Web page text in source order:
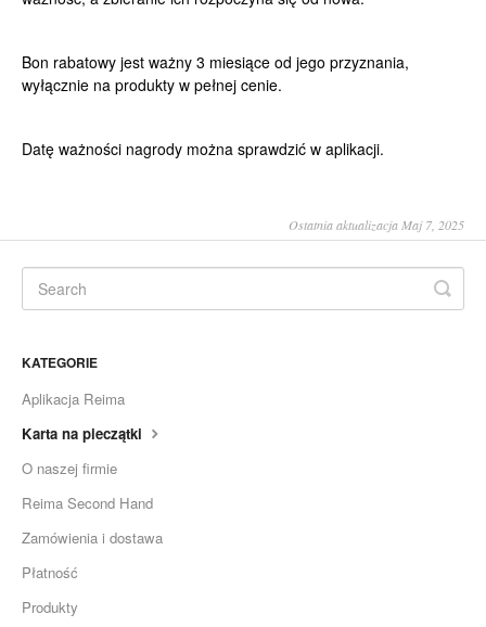
Bon rabatowy jest ważny 3 miesiące od jego przyznania,
wyłącznie na produkty w pełnej cenie.
Datę ważności nagrody można sprawdzić w aplikacji.
Ostatnia aktualizacja Maj 7, 2025
KATEGORIE
Aplikacja Reima
Karta na pieczątki
O naszej firmie
Reima Second Hand
Zamówienia i dostawa
Płatność
Produkty